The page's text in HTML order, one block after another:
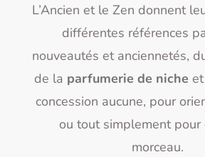
L’Ancien et le Zen donnent
différentes références
nouveautés et anciennetés,
de la parfumerie de niche et
concession aucune, pour
ou tout simplement pour
morceau.